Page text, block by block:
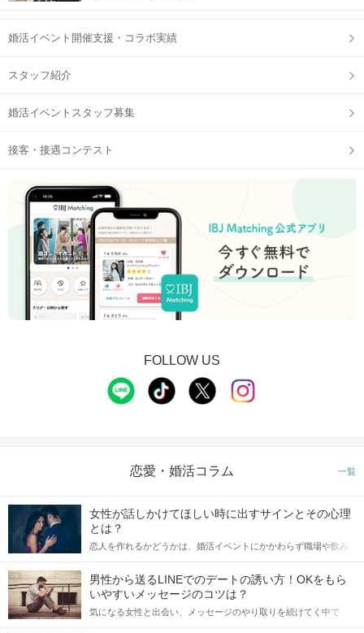
婚活イベント開催支援・コラボ実績
スタッフ紹介
婚活イベントスタッフ募集
接客・接遇コンテスト
FOLLOW US
恋愛・婚活コラム 一覧
女性が話しかけてほしい時に出すサインとその心理
とは？
恋人を作れるかどうかは、婚活イベントにかかわらず職場や飲み
てアプローチできるかにも左右されます。 これから恋人作りを本
格的に始めようとしている方は、女性が異性を求めて出すサイン
をしっかりと理解し、正しい行動に移せるかどうかが重要。 この
記事では、女性が話しかけて欲しい時に出すサインとその心理を
男性から送るLINEでのデートの誘い方！OKをもら
いやすいメッセージのコツは？
気になる女性と出会い、メッセージのやり取りを続けてく中で